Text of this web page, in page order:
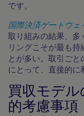
です。
国際決済ゲートウェ
取り組みの結果、多
リングこそが最も
とが多い。取引ご
にとって、直接的に
買収モデ
的考慮事項